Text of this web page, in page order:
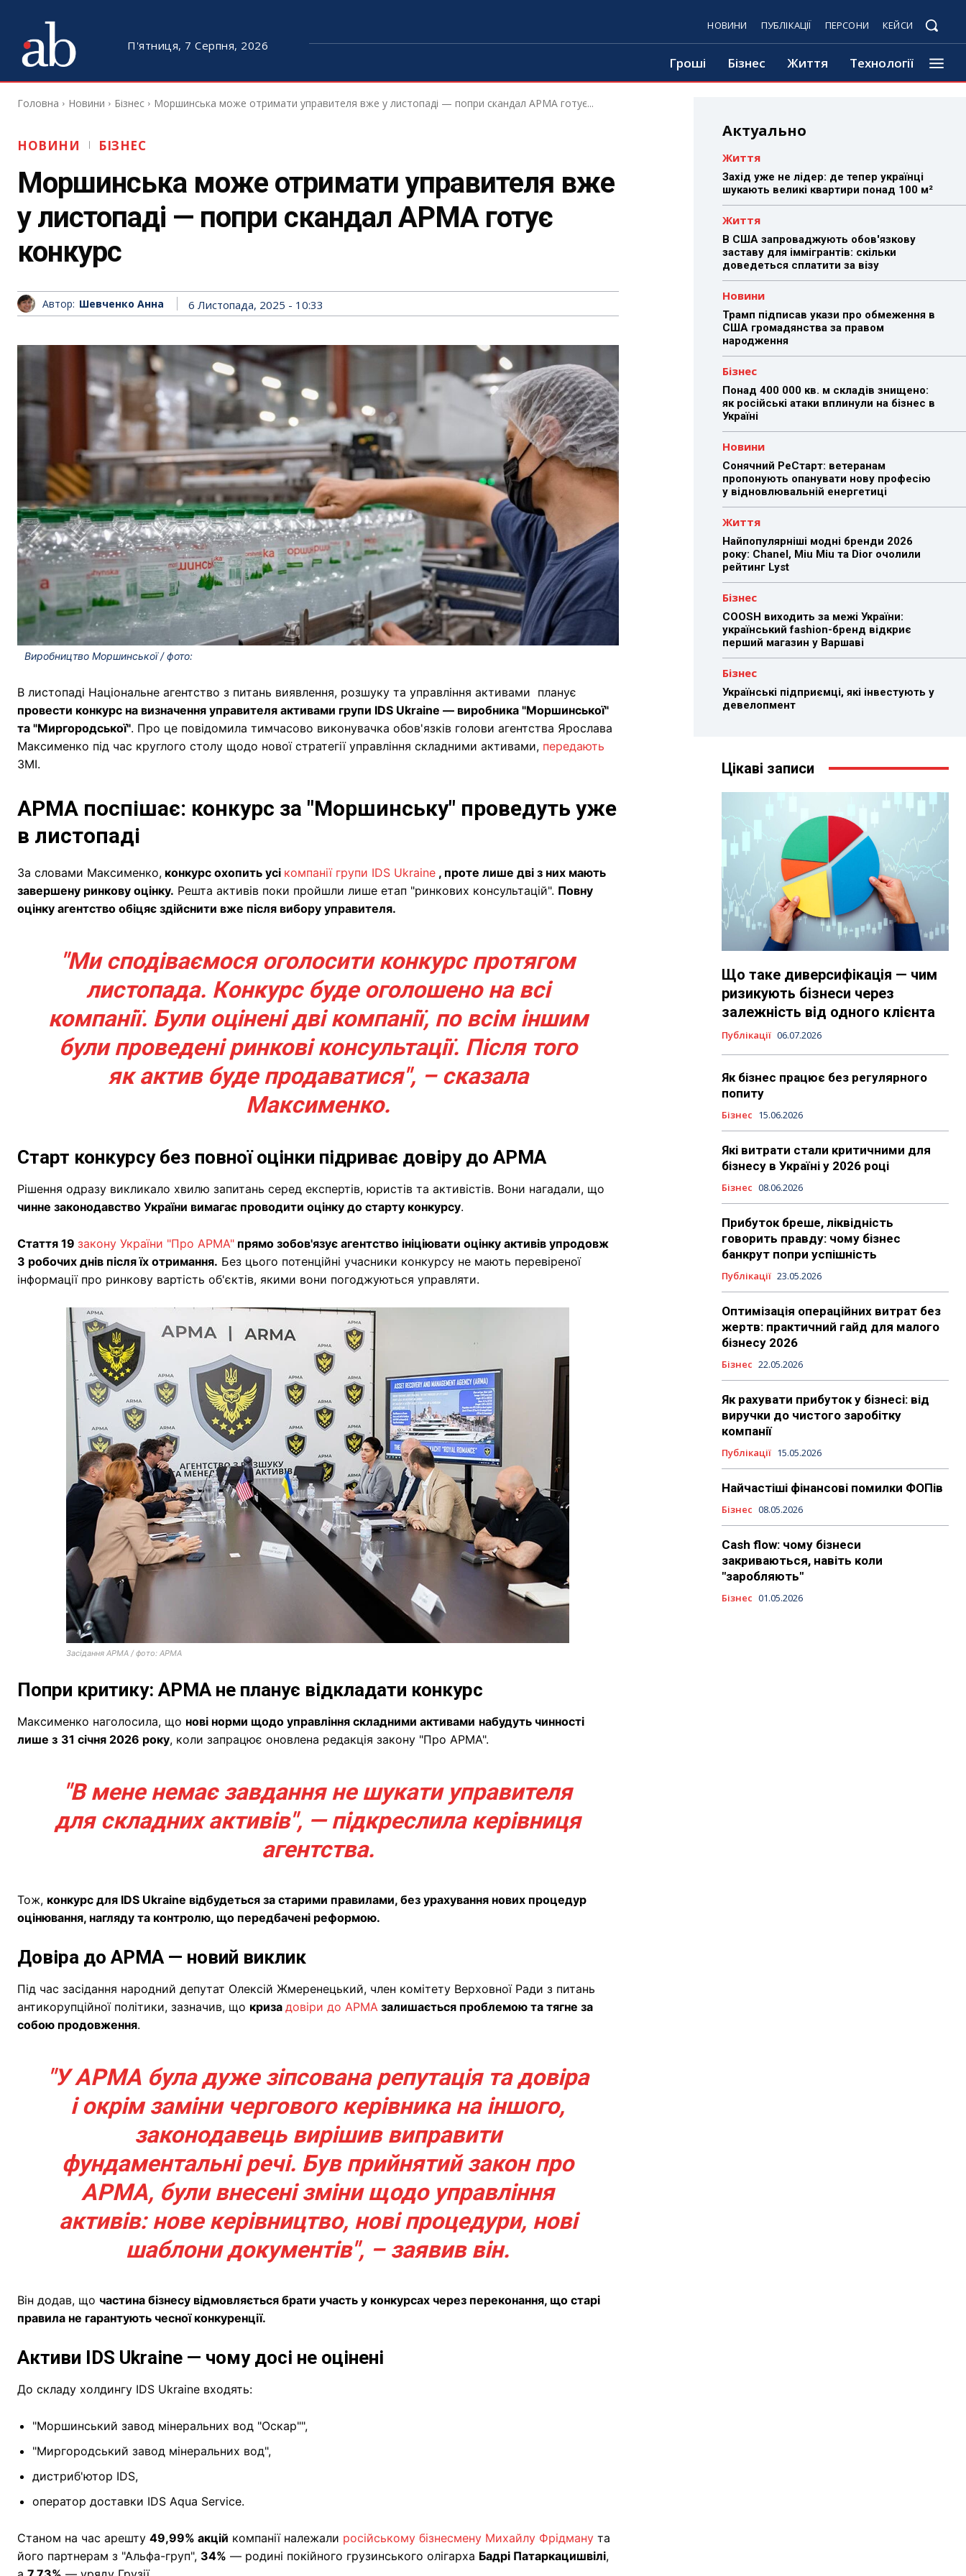
П'ятниця, 7 Серпня, 2026
НОВИНИ ПУБЛІКАЦІЇ ПЕРСОНИ КЕЙСИ
Гроші Бізнес Життя Технології
Головна Новини Бізнес Моршинська може отримати управителя вже у листопаді — попри скандал АРМА готує...
НОВИНИ БІЗНЕС
Моршинська може отримати управителя вже
у листопаді — попри скандал АРМА готує
конкурс
Автор: Шевченко Анна 6 Листопада, 2025 - 10:33
Виробництво Моршинської / фото:
В листопаді Національне агентство з питань виявлення, розшуку та управління активами планує
провести конкурс на визначення управителя активами групи IDS Ukraine — виробника "Моршинської"
та "Миргородської". Про це повідомила тимчасово виконувачка обов'язків голови агентства Ярослава
Максименко під час круглого столу щодо нової стратегії управління складними активами, передають
ЗМІ.
АРМА поспішає: конкурс за "Моршинську" проведуть уже
в листопаді
За словами Максименко, конкурс охопить усі компанії групи IDS Ukraine , проте лише дві з них мають
завершену ринкову оцінку. Решта активів поки пройшли лише етап "ринкових консультацій". Повну
оцінку агентство обіцяє здійснити вже після вибору управителя.
"Ми сподіваємося оголосити конкурс протягом
листопада. Конкурс буде оголошено на всі
компанії. Були оцінені дві компанії, по всім іншим
були проведені ринкові консультації. Після того
як актив буде продаватися", – сказала
Максименко.
Старт конкурсу без повної оцінки підриває довіру до АРМА
Рішення одразу викликало хвилю запитань серед експертів, юристів та активістів. Вони нагадали, що
чинне законодавство України вимагає проводити оцінку до старту конкурсу.
Стаття 19 закону України "Про АРМА" прямо зобов'язує агентство ініціювати оцінку активів упродовж
3 робочих днів після їх отримання. Без цього потенційні учасники конкурсу не мають перевіреної
інформації про ринкову вартість об'єктів, якими вони погоджуються управляти.
Засідання АРМА / фото: АРМА
Попри критику: АРМА не планує відкладати конкурс
Максименко наголосила, що нові норми щодо управління складними активами набудуть чинності
лише з 31 січня 2026 року, коли запрацює оновлена редакція закону "Про АРМА".
"В мене немає завдання не шукати управителя
для складних активів", — підкреслила керівниця
агентства.
Тож, конкурс для IDS Ukraine відбудеться за старими правилами, без урахування нових процедур
оцінювання, нагляду та контролю, що передбачені реформою.
Довіра до АРМА — новий виклик
Під час засідання народний депутат Олексій Жмеренецький, член комітету Верховної Ради з питань
антикорупційної політики, зазначив, що криза довіри до АРМА залишається проблемою та тягне за
собою продовження.
"У АРМА була дуже зіпсована репутація та довіра
і окрім заміни чергового керівника на іншого,
законодавець вирішив виправити
фундаментальні речі. Був прийнятий закон про
АРМА, були внесені зміни щодо управління
активів: нове керівництво, нові процедури, нові
шаблони документів", – заявив він.
Він додав, що частина бізнесу відмовляється брати участь у конкурсах через переконання, що старі
правила не гарантують чесної конкуренції.
Активи IDS Ukraine — чому досі не оцінені
До складу холдингу IDS Ukraine входять:
"Моршинський завод мінеральних вод "Оскар"",
"Миргородський завод мінеральних вод",
дистриб'ютор IDS,
оператор доставки IDS Aqua Service.
Станом на час арешту 49,99% акцій компанії належали російському бізнесмену Михайлу Фрідману та
його партнерам з "Альфа-груп", 34% — родині покійного грузинського олігарха Бадрі Патаркацишвілі,
Актуально
Життя
Захід уже не лідер: де тепер українці
шукають великі квартири понад 100 м²
Життя
В США запроваджують обов'язкову
заставу для іммігрантів: скільки
доведеться сплатити за візу
Новини
Трамп підписав укази про обмеження в
США громадянства за правом
народження
Бізнес
Понад 400 000 кв. м складів знищено:
як російські атаки вплинули на бізнес в
Україні
Новини
Сонячний РеСтарт: ветеранам
пропонують опанувати нову професію
у відновлювальній енергетиці
Життя
Найпопулярніші модні бренди 2026
року: Chanel, Miu Miu та Dior очолили
рейтинг Lyst
Бізнес
COOSH виходить за межі України:
український fashion-бренд відкриє
перший магазин у Варшаві
Бізнес
Українські підприємці, які інвестують у
девелопмент
Цікаві записи
Що таке диверсифікація — чим
ризикують бізнеси через
залежність від одного клієнта
Публікації 06.07.2026
Як бізнес працює без регулярного
попиту
Бізнес 15.06.2026
Які витрати стали критичними для
бізнесу в Україні у 2026 році
Бізнес 08.06.2026
Прибуток бреше, ліквідність
говорить правду: чому бізнес
банкрут попри успішність
Публікації 23.05.2026
Оптимізація операційних витрат без
жертв: практичний гайд для малого
бізнесу 2026
Бізнес 22.05.2026
Як рахувати прибуток у бізнесі: від
виручки до чистого заробітку
компанії
Публікації 15.05.2026
Найчастіші фінансові помилки ФОПів
Бізнес 08.05.2026
Cash flow: чому бізнеси
закриваються, навіть коли
"заробляють"
Бізнес 01.05.2026